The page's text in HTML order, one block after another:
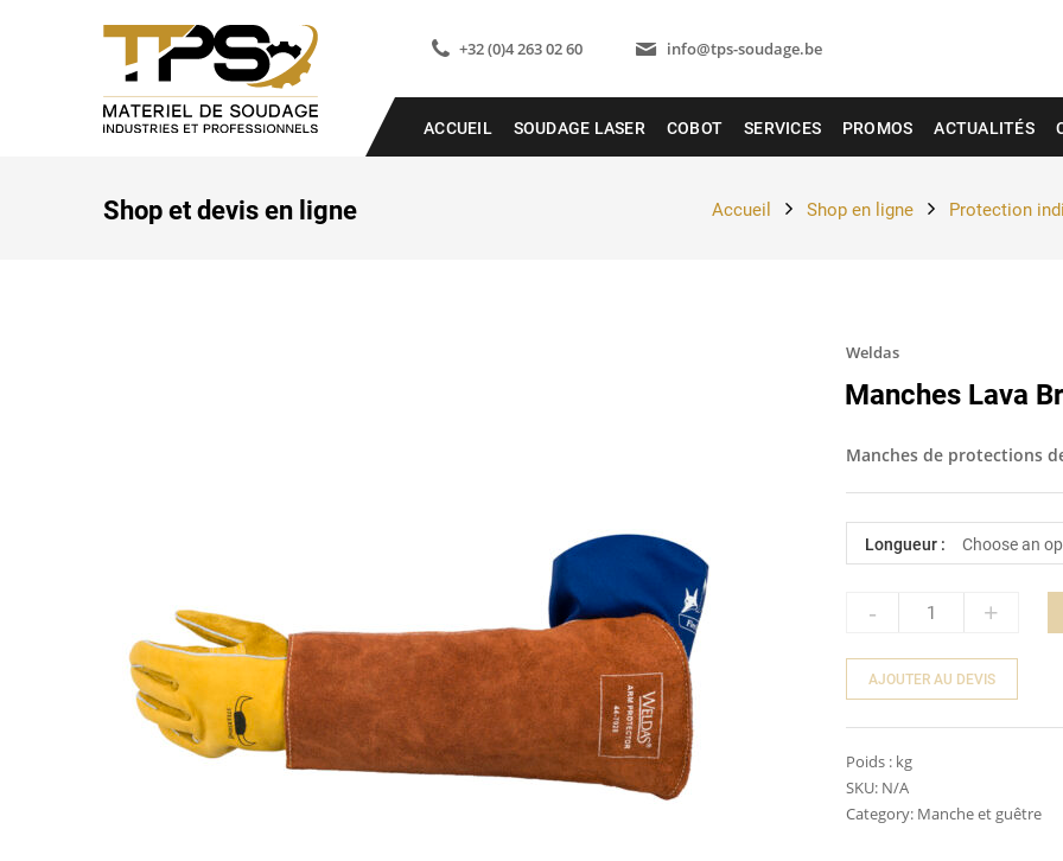
+32 (0)4 263 02 60 info@tps-soudage.be
ACCUEIL SOUDAGE LASER COBOT SERVICES PROMOS ACTUALITÉS
Shop et devis en ligne Accueil Shop en ligne Protection
Weldas
Manches Lava
Manches de protections
Longueur :
- +
AJOUTER AU DEVIS
Poids : kg
SKU: N/A
Category: Manche et guêtre